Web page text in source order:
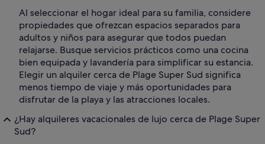
Al seleccionar el hogar ideal para su familia, considere
propiedades que ofrezcan espacios separados para
adultos y niños para asegurar que todos puedan
relajarse. Busque servicios prácticos como una cocina
bien equipada y lavandería para simplificar su estancia.
Elegir un alquiler cerca de Plage Super Sud significa
menos tiempo de viaje y más oportunidades para
disfrutar de la playa y las atracciones locales.
¿Hay alquileres vacacionales de lujo cerca de Plage Super
Sud?